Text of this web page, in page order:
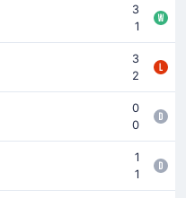
3
1
3
2
0
0
1
1